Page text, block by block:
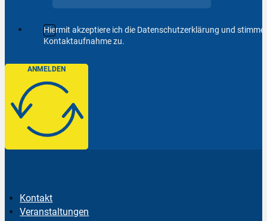
Hiermit akzeptiere ich die Datenschutzerklärung und
Kontaktaufnahme zu.
ANMELDEN
Kontakt
Veranstaltungen